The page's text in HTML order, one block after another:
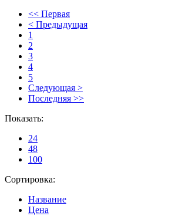
<< Первая
< Предыдущая
1
2
3
4
5
Следующая >
Последняя >>
Показать:
24
48
100
Сортировка:
Название
Цена